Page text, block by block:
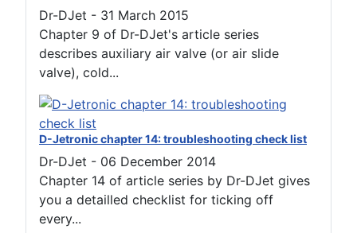
Dr-DJet - 31 March 2015
Chapter 9 of Dr-DJet's article series
describes auxiliary air valve (or air slide
valve), cold...
D-Jetronic chapter 14: troubleshooting check list
Dr-DJet - 06 December 2014
Chapter 14 of article series by Dr-DJet gives
you a detailled checklist for ticking off
every...